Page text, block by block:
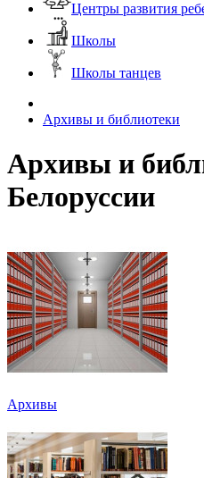
Центры развития
Школы
Школы танцев
Архивы и библиотеки
Архивы и
Белоруссии
Архивы